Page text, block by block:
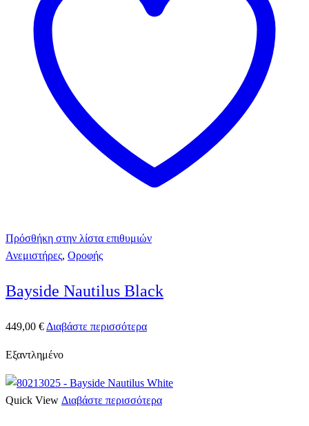
Πρόσθήκη στην λίστα επιθυμιών
Ανεμιστήρες, Οροφής
Bayside Nautilus Black
449,00 € Διαβάστε περισσότερα
Εξαντλημένο
Quick View Διαβάστε περισσότερα